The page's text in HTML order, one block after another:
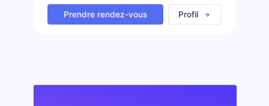
Prendre rendez-vous Profil